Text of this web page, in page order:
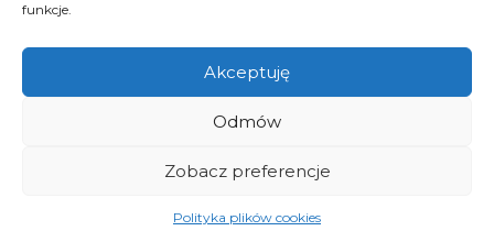
funkcje.
Akceptuję
Odmów
Zobacz preferencje
Polityka plików cookies
czyszczenia obiektów, polimeryzacja posadzek.
piotrkow.pl